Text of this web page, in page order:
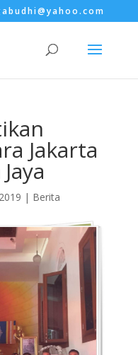
Jakarta
| Berita